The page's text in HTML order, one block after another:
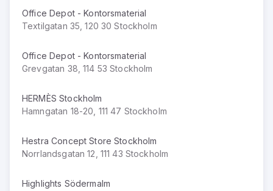
Office Depot - Kontorsmaterial
Textilgatan 35, 120 30 Stockholm
Office Depot - Kontorsmaterial
Grevgatan 38, 114 53 Stockholm
HERMÈS Stockholm
Hamngatan 18-20, 111 47 Stockholm
Hestra Concept Store Stockholm
Norrlandsgatan 12, 111 43 Stockholm
Highlights Södermalm